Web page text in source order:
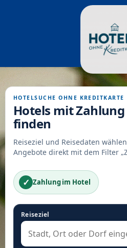
HOTELSUCHE OHNE KREDITKARTE
Hotels mit
finden
Reiseziel und Reisedaten
Angebote direkt mit dem Filter
✓ Zahlung im Hotel
Reiseziel